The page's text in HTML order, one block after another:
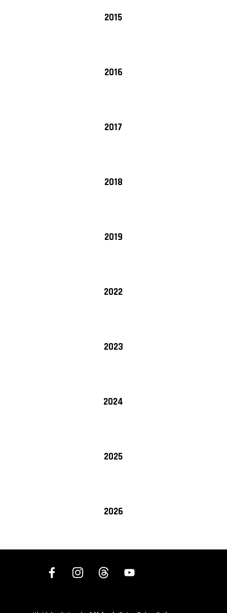
2015
2016
2017
2018
2019
2022
2023
2024
2025
2026